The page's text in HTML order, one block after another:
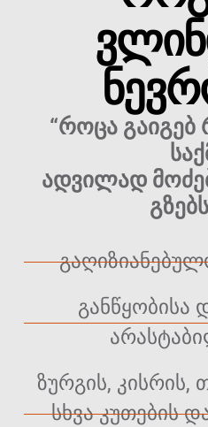
“როცა გაიგებ
ადვილად
განწყობისა
ზურგის, კისრის,
სხვა კუთების